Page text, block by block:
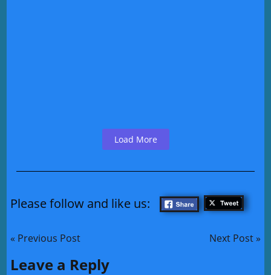
Load More
Please follow and like us:
« Previous Post Next Post »
Leave a Reply